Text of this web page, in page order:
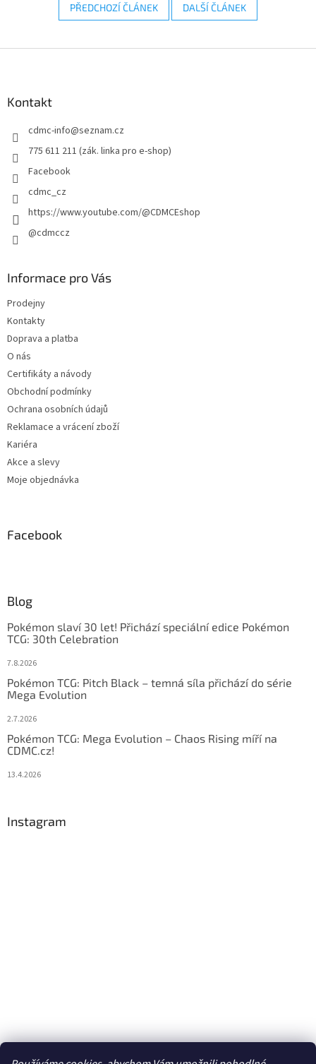
PŘEDCHOZÍ ČLÁNEK DALŠÍ ČLÁNEK
Kontakt
cdmc-info@seznam.cz
775 611 211 (zák. linka pro e-shop)
Facebook
cdmc_cz
https://www.youtube.com/@CDMCEshop
@cdmccz
Informace pro Vás
Prodejny
Kontakty
Doprava a platba
O nás
Certifikáty a návody
Obchodní podmínky
Ochrana osobních údajů
Reklamace a vrácení zboží
Kariéra
Akce a slevy
Moje objednávka
Facebook
Blog
Pokémon slaví 30 let! Přichází speciální edice Pokémon
TCG: 30th Celebration
7.8.2026
Pokémon TCG: Pitch Black – temná síla přichází do série
Mega Evolution
2.7.2026
Pokémon TCG: Mega Evolution – Chaos Rising míří na
CDMC.cz!
13.4.2026
Instagram